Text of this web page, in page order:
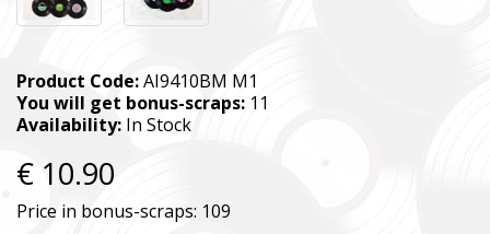
Product Code:AI9410BM M1
You will get bonus-scraps: 11
Availability: In Stock
€ 10.90
Price in bonus-scraps: 109
SUPPORT THE ARMED FORCES OF UKRAINE
Come Back Alive
Фонд закуповує обладнання, яке допомагає рятувати